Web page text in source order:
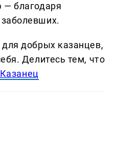
— благодаря
добрых казанцев,
Делитеcь тем, что